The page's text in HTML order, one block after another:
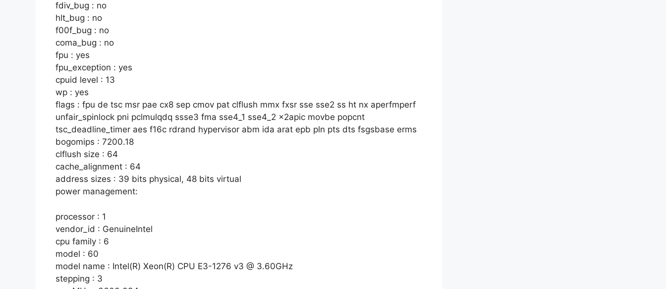
fdiv_bug : no
hlt_bug : no
f00f_bug : no
coma_bug : no
fpu : yes
fpu_exception : yes
cpuid level : 13
wp : yes
flags : fpu de tsc msr pae cx8 sep cmov pat clflush mmx fxsr sse sse2 ss ht nx aperfmperf
unfair_spinlock pni pclmulqdq ssse3 fma sse4_1 sse4_2 x2apic movbe popcnt
tsc_deadline_timer aes f16c rdrand hypervisor abm ida arat epb pln pts dts fsgsbase erms
bogomips : 7200.18
clflush size : 64
cache_alignment : 64
address sizes : 39 bits physical, 48 bits virtual
power management:
processor : 1
vendor_id : GenuineIntel
cpu family : 6
model : 60
model name : Intel(R) Xeon(R) CPU E3-1276 v3 @ 3.60GHz
stepping : 3